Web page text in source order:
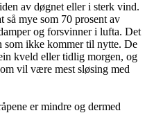
av døgnet eller i sterk vind.
så mye som 70 prosent av
og forsvinner i lufta. Det
som ikke kommer til nytte. De
kveld eller tidlig morgen, og
vil være mest sløsing med
er mindre og dermed